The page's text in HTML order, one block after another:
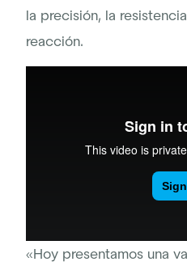
la precisión, la
reacción.
«Hoy presentamos una